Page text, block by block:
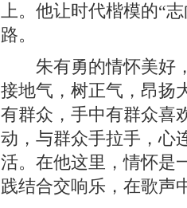
上。他让时代楷模的“
路。
朱有勇的情怀美好，
接地气，树正气，昂扬
有群众，手中有群众喜
动，与群众手拉手，心
活。在他这里，情怀是
践结合交响乐，在歌声